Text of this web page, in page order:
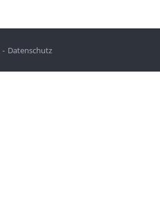
Datenschutz